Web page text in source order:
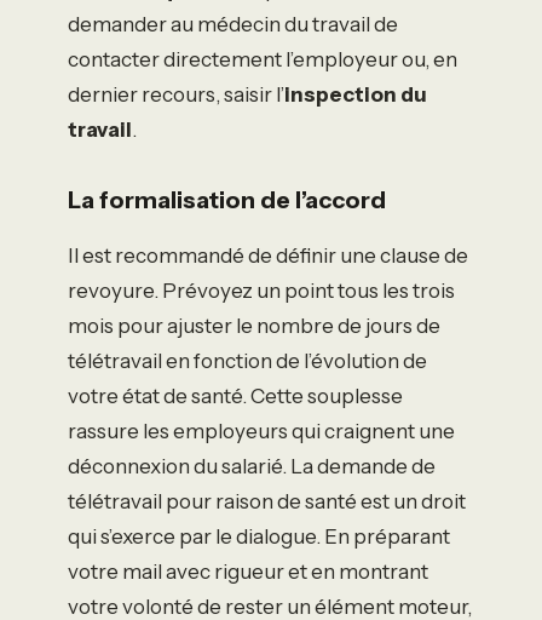
demander au médecin du travail de
contacter directement l’employeur ou, en
dernier recours, saisir l’inspection du
travail.
La formalisation de l’accord
Il est recommandé de définir une clause de
revoyure. Prévoyez un point tous les trois
mois pour ajuster le nombre de jours de
télétravail en fonction de l’évolution de
votre état de santé. Cette souplesse
rassure les employeurs qui craignent une
déconnexion du salarié. La demande de
télétravail pour raison de santé est un droit
qui s’exerce par le dialogue. En préparant
votre mail avec rigueur et en montrant
votre volonté de rester un élément moteur,